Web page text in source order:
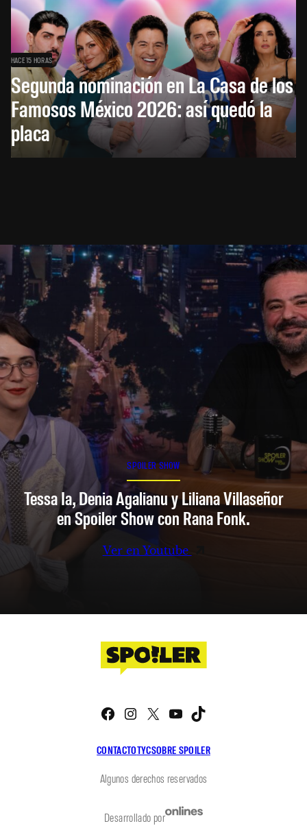
HACE 15 HORAS
Segunda nominación en La Casa de los
Famosos México 2026: así quedó la
placa
SPOILER SHOW
Tessa Ia, Denia Agalianu y Liliana Villaseñor
en Spoiler Show con Rana Fonk.
Ver en Youtube
CONTACTOTYCSOBRE SPOILER
Facebook
Instagram
X YouTube
Algunos derechos reservados
Desarrollado por